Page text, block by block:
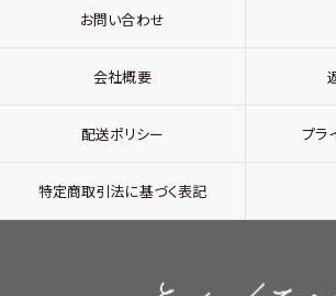
お問い合わせ
会社概要
配送ポリシー プラ
特定商取引法に基づく表記